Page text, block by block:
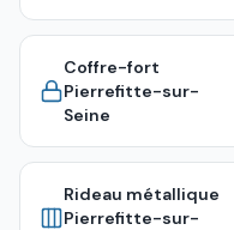
Coffre-fort
Pierrefitte-sur-
Seine
Rideau métallique
Pierrefitte-sur-